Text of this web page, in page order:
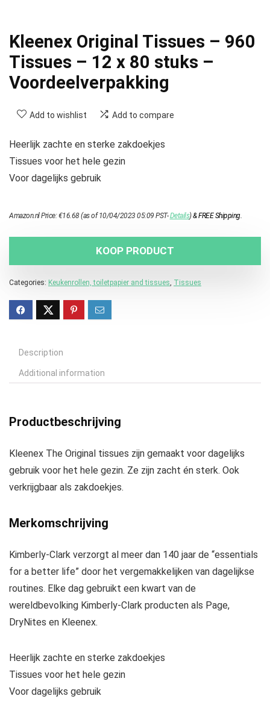
Kleenex Original Tissues – 960
Tissues – 12 x 80 stuks –
Voordeelverpakking
Add to wishlist Add to compare
Heerlijk zachte en sterke zakdoekjes
Tissues voor het hele gezin
Voor dagelijks gebruik
Amazon.nl Price:€16.68(as of 10/04/2023 05:09 PST-Details)&FREE Shipping.
KOOP PRODUCT
Categories: Keukenrollen, toiletpapier and tissues, Tissues
Description
Additional information
Productbeschrijving
Kleenex The Original tissues zijn gemaakt voor dagelijks
gebruik voor het hele gezin. Ze zijn zacht én sterk. Ook
verkrijgbaar als zakdoekjes.
Merkomschrijving
Kimberly-Clark verzorgt al meer dan 140 jaar de “essentials
for a better life” door het vergemakkelijken van dagelijkse
routines. Elke dag gebruikt een kwart van de
wereldbevolking Kimberly-Clark producten als Page,
DryNites en Kleenex.
Heerlijk zachte en sterke zakdoekjes
Tissues voor het hele gezin
Voor dagelijks gebruik